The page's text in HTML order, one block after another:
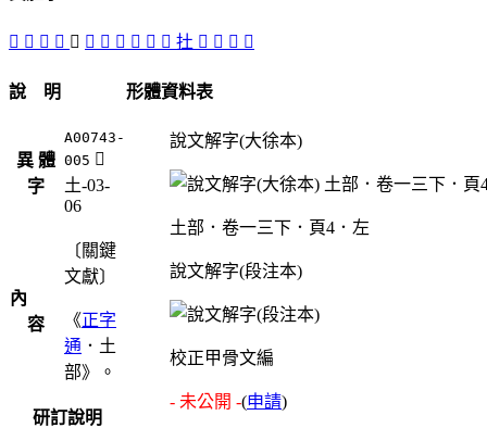
󰽝 󰽙 𡉄 󰽖 󰽘 󰽗 𡉠 󰽜 󰽞 󰽡 󰽛 扗 󰽟 󰽚 󰽠 𥩴
說 明
異 體
字
A00743-
005 󰽘
土-03-
06
內
容
〔關鍵
文獻〕
《正字
通 ．土
部》。
研訂說明
形體資料表
說文解字(大徐本)
土部．卷一三下．頁4．左
說文解字(段注本)
校正甲骨文編
- 未公開 -(申請)